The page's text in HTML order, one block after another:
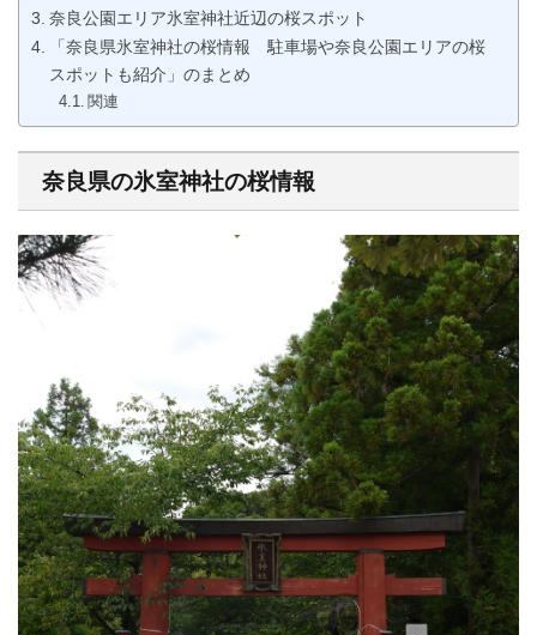
奈良公園エリア氷室神社近辺の桜スポット
「奈良県氷室神社の桜情報 駐車場や奈良公園エリアの桜
スポットも紹介」のまとめ
関連
奈良県の氷室神社の桜情報